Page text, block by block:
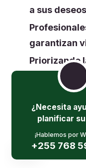
a sus
garantizan
Priorizando
Solicitar
¿Necesita
planificar
¡Hablemos por
+255 768